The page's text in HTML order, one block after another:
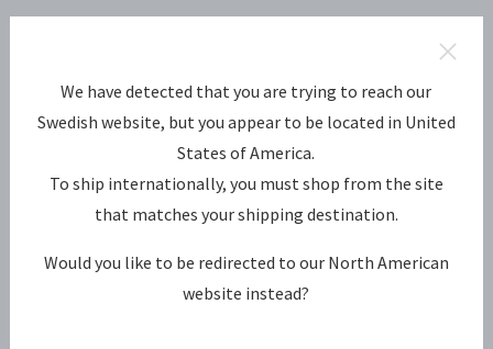
BLOSSOM Serveringssked, medium
We have detected that you are trying to reach our
Swedish website, but you appear to be located in United
States of America.
To ship internationally, you must shop from the site
that matches your shipping destination.
Would you like to be redirected to our North American
website instead?